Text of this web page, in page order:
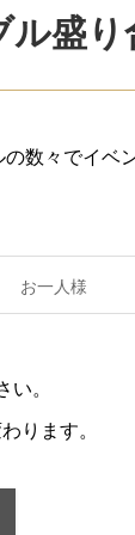
ル盛り
数々でイベ
お一人様
。
ります。